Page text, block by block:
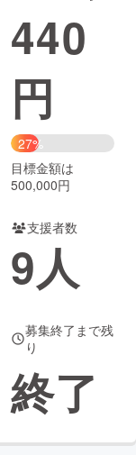
チャレンジ
Creation
コミュニティ
440
円
27%
目標金額は
500,000円
支援者数
9人
募集終了まで残
り
終了